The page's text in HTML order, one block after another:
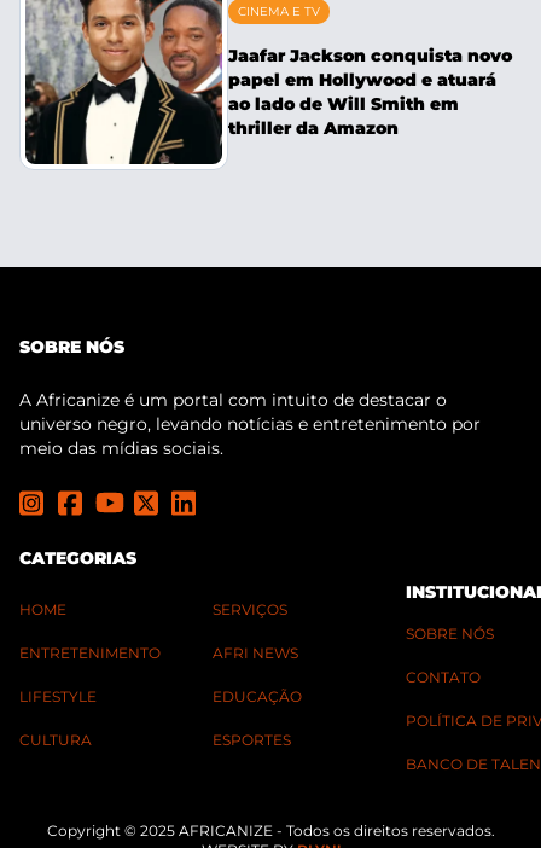
CINEMA E TV
Jaafar Jackson conquista novo
papel em Hollywood e atuará
ao lado de Will Smith em
thriller da Amazon
SOBRE NÓS
A Africanize é um portal com intuito de destacar o
universo negro, levando notícias e entretenimento por
meio das mídias sociais.
CATEGORIAS
HOME
ENTRETENIMENTO
LIFESTYLE
CULTURA
SERVIÇOS
AFRI NEWS
EDUCAÇÃO
ESPORTES
SOBRE NÓS
CONTATO
POLÍTICA DE
BANCO DE
Copyright © 2025 AFRICANIZE - Todos os direitos reservados.